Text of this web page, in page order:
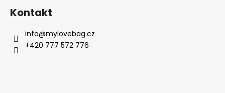
Kontakt
info@mylovebag.cz
+420 777 572 776